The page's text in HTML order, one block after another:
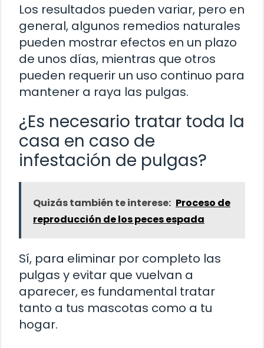
Los resultados pueden variar, pero en
general, algunos remedios naturales
pueden mostrar efectos en un plazo
de unos días, mientras que otros
pueden requerir un uso continuo para
mantener a raya las pulgas.
¿Es necesario tratar toda la
casa en caso de
infestación de pulgas?
Quizás también te interese: Proceso de
reproducción de los peces espada
Sí, para eliminar por completo las
pulgas y evitar que vuelvan a
aparecer, es fundamental tratar
tanto a tus mascotas como a tu
hogar.